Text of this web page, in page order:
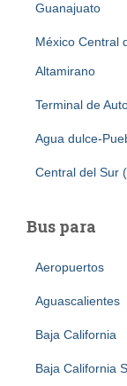
Guanajuato
México Central
Altamirano
Terminal de
Agua dulce-
Central del Sur
Bus para
Aeropuertos
Aguascalientes
Baja California
Baja California